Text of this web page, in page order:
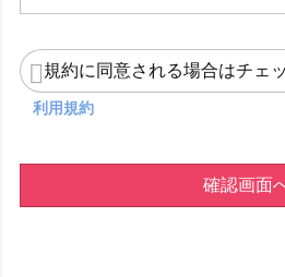
規約に同意される場合はチェ
利用規約
確認画面